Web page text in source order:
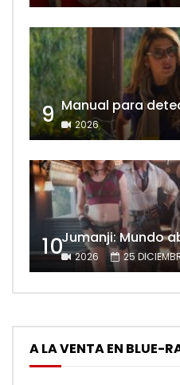
9 Manual para
2026
10Jumanji: Mundo
2026 25
A LA VENTA EN BLUE-